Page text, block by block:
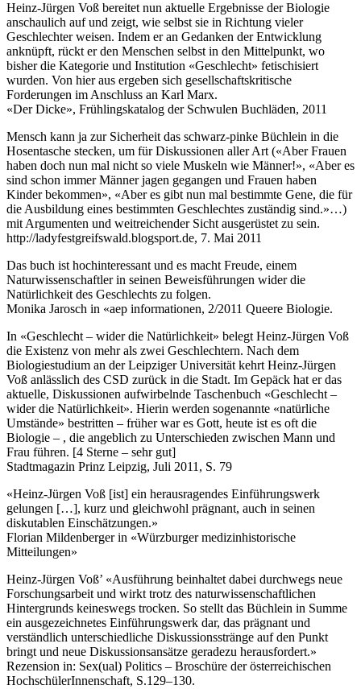
Heinz-Jürgen Voß bereitet nun aktuelle Ergebnisse der Biologie
anschaulich auf und zeigt, wie selbst sie in Richtung vieler
Geschlechter weisen. Indem er an Gedanken der Entwicklung
anknüpft, rückt er den Menschen selbst in den Mittelpunkt, wo
bisher die Kategorie und Institution «Geschlecht» fetischisiert
wurden. Von hier aus ergeben sich gesellschaftskritische
Forderungen im Anschluss an Karl Marx.
«Der Dicke», Frühlingskatalog der Schwulen Buchläden, 2011
Mensch kann ja zur Sicherheit das schwarz-pinke Büchlein in die
Hosentasche stecken, um für Diskussionen aller Art («Aber Frauen
haben doch nun mal nicht so viele Muskeln wie Männer!», «Aber es
sind schon immer Männer jagen gegangen und Frauen haben
Kinder bekommen», «Aber es gibt nun mal bestimmte Gene, die für
die Ausbildung eines bestimmten Geschlechtes zuständig sind.»…)
mit Argumenten und weitreichender Sicht ausgerüstet zu sein.
http://ladyfestgreifswald.blogsport.de, 7. Mai 2011
Das buch ist hochinteressant und es macht Freude, einem
Naturwissenschaftler in seinen Beweisführungen wider die
Natürlichkeit des Geschlechts zu folgen.
Monika Jarosch in «aep informationen, 2/2011 Queere Biologie.
In «Geschlecht – wider die Natürlichkeit» belegt Heinz-Jürgen Voß
die Existenz von mehr als zwei Geschlechtern. Nach dem
Biologiestudium an der Leipziger Universität kehrt Heinz-Jürgen
Voß anlässlich des CSD zurück in die Stadt. Im Gepäck hat er das
aktuelle, Diskussionen aufwirbelnde Taschenbuch «Geschlecht –
wider die Natürlichkeit». Hierin werden sogenannte «natürliche
Umstände» bestritten – früher war es Gott, heute ist es oft die
Biologie – , die angeblich zu Unterschieden zwischen Mann und
Frau führen. [4 Sterne – sehr gut]
Stadtmagazin Prinz Leipzig, Juli 2011, S. 79
«Heinz-Jürgen Voß [ist] ein herausragendes Einführungswerk
gelungen […], kurz und gleichwohl prägnant, auch in seinen
diskutablen Einschätzungen.»
Florian Mildenberger in «Würzburger medizinhistorische
Mitteilungen»
Heinz-Jürgen Voß’ «Ausführung beinhaltet dabei durchwegs neue
Forschungsarbeit und wirkt trotz des naturwissenschaftlichen
Hintergrunds keineswegs trocken. So stellt das Büchlein in Summe
ein ausgezeichnetes Einführungswerk dar, das prägnant und
verständlich unterschiedliche Diskussionsstränge auf den Punkt
bringt und neue Diskussionsansätze geradezu herausfordert.»
Rezension in: Sex(ual) Politics – Broschüre der österreichischen
HochschülerInnenschaft, S.129–130.